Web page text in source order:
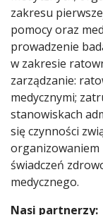
zakresu
pomocy oraz
prowadzenie
w zakresie
zarządzanie:
medycznymi;
stanowiskach
się czynności
organizowaniem
świadczeń
medycznego.
Nasi partnerzy: